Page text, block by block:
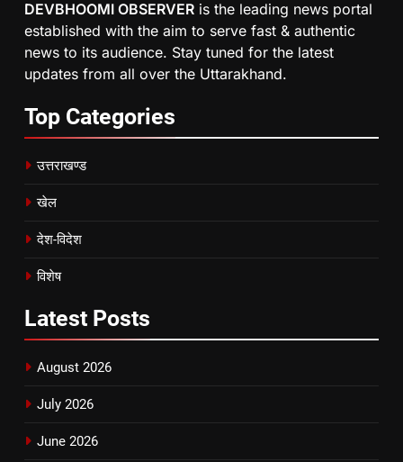
DEVBHOOMI OBSERVER is the leading news portal
established with the aim to serve fast & authentic
news to its audience. Stay tuned for the latest
updates from all over the Uttarakhand.
Top Categories
उत्तराखण्ड
खेल
देश-विदेश
विशेष
Latest Posts
August 2026
July 2026
June 2026